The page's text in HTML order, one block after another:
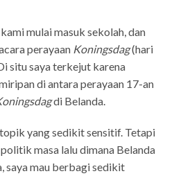
mulai masuk sekolah, dan
perayaan Koningsdag(hari
situ saya terkejut karena
di antara perayaan 17-an
di Belanda.
yang sedikit sensitif. Tetapi
masa lalu dimana Belanda
saya mau berbagi sedikit